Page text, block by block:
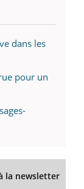
dans les
pour un
la newsletter